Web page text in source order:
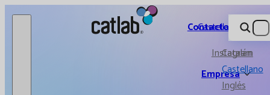
Catlab.
Empresa
Contacto
Instagram
Castellano
Catalán
Castellano
Inglés